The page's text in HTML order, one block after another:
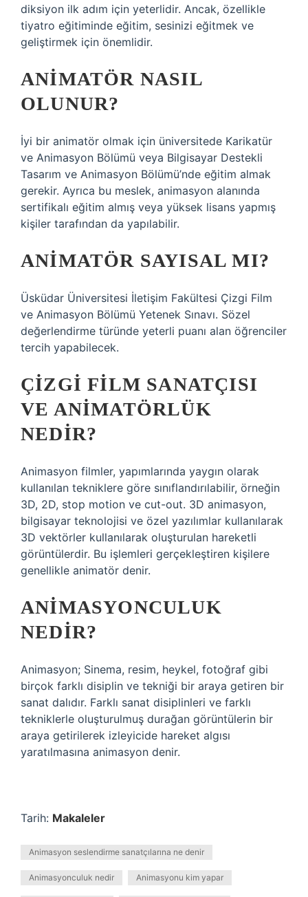
diksiyon ilk adım için yeterlidir. Ancak, özellikle
tiyatro eğitiminde eğitim, sesinizi eğitmek ve
geliştirmek için önemlidir.
ANIMATÖR NASIL
OLUNUR?
İyi bir animatör olmak için üniversitede Karikatür
ve Animasyon Bölümü veya Bilgisayar Destekli
Tasarım ve Animasyon Bölümü’nde eğitim almak
gerekir. Ayrıca bu meslek, animasyon alanında
sertifikalı eğitim almış veya yüksek lisans yapmış
kişiler tarafından da yapılabilir.
ANIMATÖR SAYISAL MI?
Üsküdar Üniversitesi İletişim Fakültesi Çizgi Film
ve Animasyon Bölümü Yetenek Sınavı. Sözel
değerlendirme türünde yeterli puanı alan öğrenciler
tercih yapabilecek.
ÇIZGI FILM SANATÇISI
VE ANIMATÖRLÜK
NEDIR?
Animasyon filmler, yapımlarında yaygın olarak
kullanılan tekniklere göre sınıflandırılabilir, örneğin
3D, 2D, stop motion ve cut-out. 3D animasyon,
bilgisayar teknolojisi ve özel yazılımlar kullanılarak
3D vektörler kullanılarak oluşturulan hareketli
görüntülerdir. Bu işlemleri gerçekleştiren kişilere
genellikle animatör denir.
ANIMASYONCULUK
NEDIR?
Animasyon; Sinema, resim, heykel, fotoğraf gibi
birçok farklı disiplin ve tekniği bir araya getiren bir
sanat dalıdır. Farklı sanat disiplinleri ve farklı
tekniklerle oluşturulmuş durağan görüntülerin bir
araya getirilerek izleyicide hareket algısı
yaratılmasına animasyon denir.
Tarih: Makaleler
Animasyon seslendirme sanatçılarına ne denir
Animasyonculuk nedir Animasyonu kim yapar